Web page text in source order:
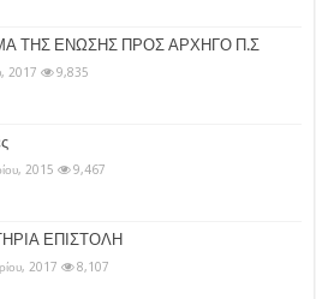
ΤΗΣ ΕΝΩΣΗΣ ΠΡΟΣ ΑΡΧΗΓΟ Π.Σ
2017 9,835
2015 9,467
ΕΠΙΣΤΟΛΗ
2017 8,107